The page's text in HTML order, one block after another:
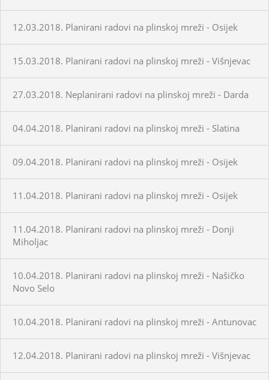
12.03.2018. Planirani radovi na plinskoj mreži - Osijek
15.03.2018. Planirani radovi na plinskoj mreži - Višnjevac
27.03.2018. Neplanirani radovi na plinskoj mreži - Darda
04.04.2018. Planirani radovi na plinskoj mreži - Slatina
09.04.2018. Planirani radovi na plinskoj mreži - Osijek
11.04.2018. Planirani radovi na plinskoj mreži - Osijek
11.04.2018. Planirani radovi na plinskoj mreži - Donji
Miholjac
10.04.2018. Planirani radovi na plinskoj mreži - Našičko
Novo Selo
10.04.2018. Planirani radovi na plinskoj mreži - Antunovac
12.04.2018. Planirani radovi na plinskoj mreži - Višnjevac